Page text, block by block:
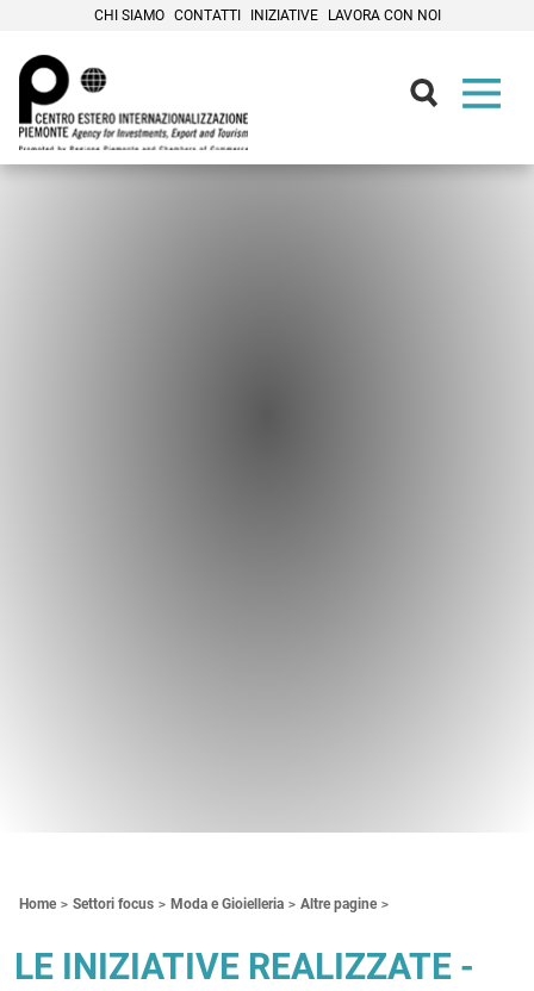
CHI SIAMO CONTATTI INIZIATIVE LAVORA CON NOI
Contenuti Principali
Home Settori focus Moda e Gioielleria Altre pagine
LE INIZIATIVE REALIZZATE -